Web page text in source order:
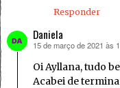
Responder
Daniela
disse:
15 de março de 2021 às
Oi Ayllana, tudo
Acabei de